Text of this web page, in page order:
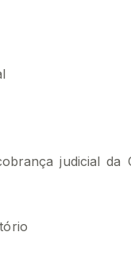
judicial